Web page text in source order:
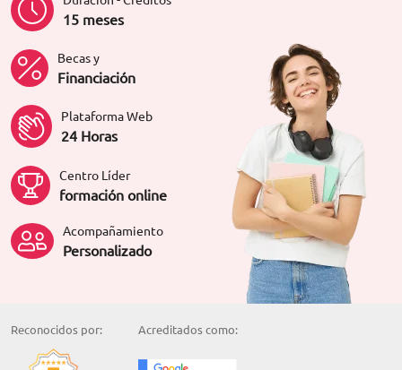
15 meses
Becas y
Financiación
Plataforma Web
24 Horas
Centro Líder
formación online
Acompañamiento
Personalizado
Reconocidos por: Acreditados como: